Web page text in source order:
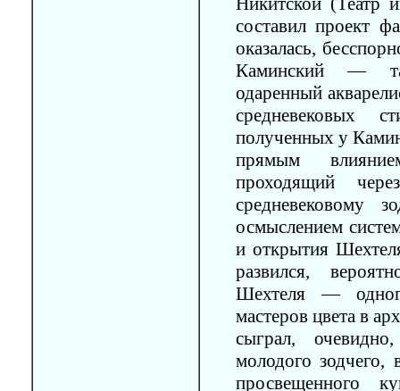
составил проект
оказалась,
Каминский —
одаренный
средневековых
полученных у
прямым
проходящий
средневековому
осмыслением
и открытия
развился,
Шехтеля —
мастеров цвета в
сыграл,
молодого зодчего,
просвещенного